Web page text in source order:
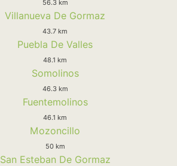
56.3 km
Villanueva De Gormaz
43.7 km
Puebla De Valles
48.1 km
Somolinos
46.3 km
Fuentemolinos
46.1 km
Mozoncillo
50 km
San Esteban De Gormaz